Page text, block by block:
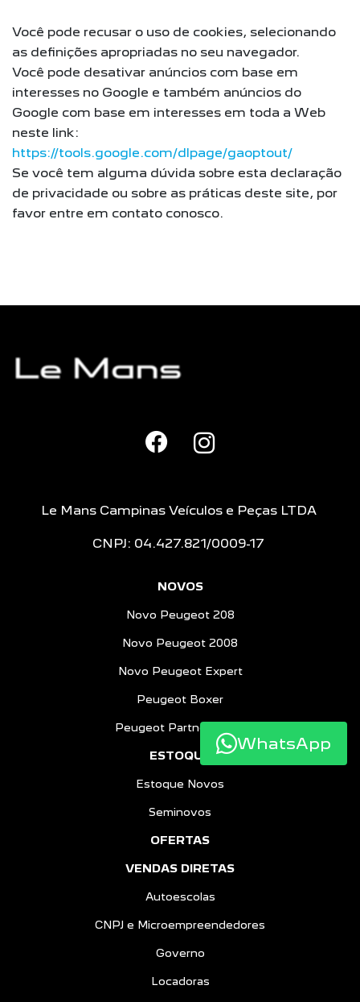
Você pode recusar o uso de cookies, selecionando
as definições apropriadas no seu navegador.
Você pode desativar anúncios com base em
interesses no Google e também anúncios do
Google com base em interesses em toda a Web
neste link:
https://tools.google.com/dlpage/gaoptout/
Se você tem alguma dúvida sobre esta declaração
de privacidade ou sobre as práticas deste site, por
favor entre em contato conosco.
Le Mans Campinas Veículos e Peças LTDA
CNPJ: 04.427.821/0009-17
NOVOS
Novo Peugeot 208
Novo Peugeot 2008
Novo Peugeot Expert
Peugeot Boxer
Peugeot Partner Rapid
ESTOQUE
Estoque Novos
Seminovos
OFERTAS
VENDAS DIRETAS
Autoescolas
CNPJ e Microempreendedores
Governo
Locadoras
WhatsApp